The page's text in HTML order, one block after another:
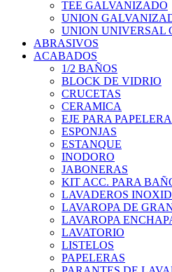
TEE GALVANIZADO
UNION
UNION UNIVERSAL
ABRASIVOS
ACABADOS
1/2 BAÑOS
BLOCK DE VIDRIO
CRUCETAS
CERAMICA
EJE PARA PAPELERA
ESPONJAS
ESTANQUE
INODORO
JABONERAS
KIT ACC. PARA
LAVADEROS
LAVAROPA DE
LAVAROPA
LAVATORIO
LISTELOS
PAPELERAS